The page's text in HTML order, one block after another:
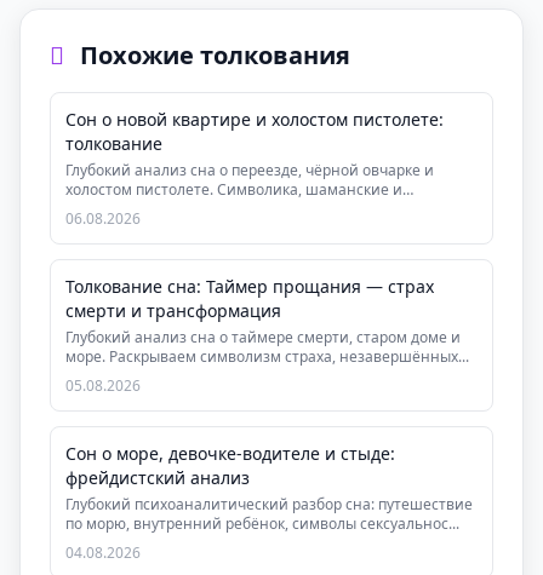
Похожие толкования
Сон о новой квартире и холостом пистолете:
толкование
Глубокий анализ сна о переезде, чёрной овчарке и
холостом пистолете. Символика, шаманские и
толтекск...
06.08.2026
Толкование сна: Таймер прощания — страх
смерти и трансформация
Глубокий анализ сна о таймере смерти, старом доме и
море. Раскрываем символизм страха, незавершённых...
05.08.2026
Сон о море, девочке-водителе и стыде:
фрейдистский анализ
Глубокий психоаналитический разбор сна: путешествие
по морю, внутренний ребёнок, символы сексуальнос...
04.08.2026